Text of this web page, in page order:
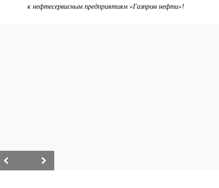
к нефтесервисным предприятиям «Газпром нефти»!